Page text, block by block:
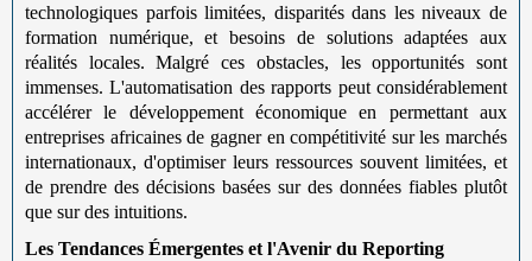
technologiques parfois limitées, disparités dans les niveaux de
formation numérique, et besoins de solutions adaptées aux
réalités locales. Malgré ces obstacles, les opportunités sont
immenses. L'automatisation des rapports peut considérablement
accélérer le développement économique en permettant aux
entreprises africaines de gagner en compétitivité sur les marchés
internationaux, d'optimiser leurs ressources souvent limitées, et
de prendre des décisions basées sur des données fiables plutôt
que sur des intuitions.
Les Tendances Émergentes et l'Avenir du Reporting